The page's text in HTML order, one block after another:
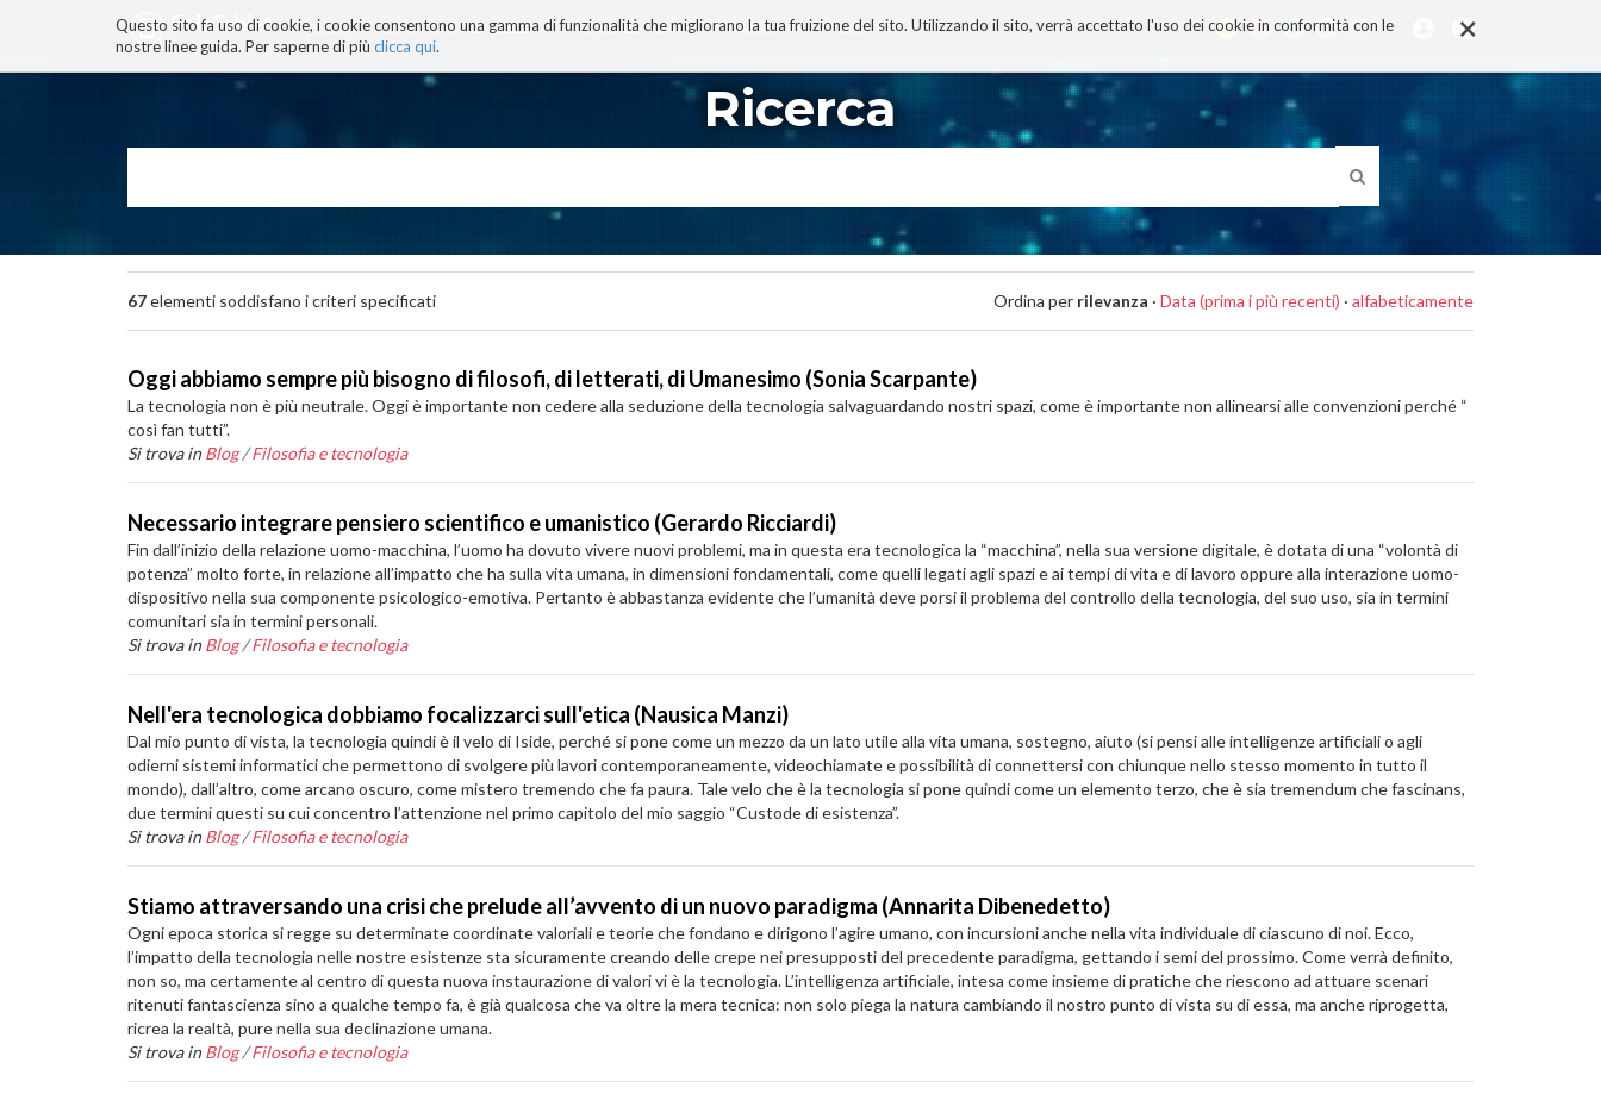
×
Questo sito fa uso di cookie, i cookie consentono una gamma di funzionalità che migliorano la tua fruizione del sito. Utilizzando il sito, verrà accettato l'uso dei cookie in conformità con le
nostre linee guida. Per saperne di più clicca qui.
BLOG TECNOCONSAPEVOLEZZA TECNOBIBLIOGRAFIA I MIEI LIBRI PROGETTO
navigazione
Ricerca
67elementi soddisfano i criteri specificati Ordina per rilevanza · Data (prima i più recenti) · alfabeticamente
Oggi abbiamo sempre più bisogno di filosofi, di letterati, di Umanesimo (Sonia Scarpante)
La tecnologia non è più neutrale. Oggi è importante non cedere alla seduzione della tecnologia salvaguardando nostri spazi, come è importante non allinearsi alle convenzioni perché “
così fan tutti”.
Si trova in Blog /Filosofia e tecnologia
Necessario integrare pensiero scientifico e umanistico (Gerardo Ricciardi)
Fin dall’inizio della relazione uomo-macchina, l’uomo ha dovuto vivere nuovi problemi, ma in questa era tecnologica la “macchina”, nella sua versione digitale, è dotata di una “volontà di
potenza” molto forte, in relazione all’impatto che ha sulla vita umana, in dimensioni fondamentali, come quelli legati agli spazi e ai tempi di vita e di lavoro oppure alla interazione uomo-
dispositivo nella sua componente psicologico-emotiva. Pertanto è abbastanza evidente che l’umanità deve porsi il problema del controllo della tecnologia, del suo uso, sia in termini
comunitari sia in termini personali.
Si trova in Blog /Filosofia e tecnologia
Nell'era tecnologica dobbiamo focalizzarci sull'etica (Nausica Manzi)
Dal mio punto di vista, la tecnologia quindi è il velo di Iside, perché si pone come un mezzo da un lato utile alla vita umana, sostegno, aiuto (si pensi alle intelligenze artificiali o agli
odierni sistemi informatici che permettono di svolgere più lavori contemporaneamente, videochiamate e possibilità di connettersi con chiunque nello stesso momento in tutto il
mondo), dall’altro, come arcano oscuro, come mistero tremendo che fa paura. Tale velo che è la tecnologia si pone quindi come un elemento terzo, che è sia tremendum che fascinans,
due termini questi su cui concentro l’attenzione nel primo capitolo del mio saggio “Custode di esistenza”.
Si trova in Blog /Filosofia e tecnologia
Stiamo attraversando una crisi che prelude all’avvento di un nuovo paradigma (Annarita Dibenedetto)
Ogni epoca storica si regge su determinate coordinate valoriali e teorie che fondano e dirigono l’agire umano, con incursioni anche nella vita individuale di ciascuno di noi. Ecco,
l’impatto della tecnologia nelle nostre esistenze sta sicuramente creando delle crepe nei presupposti del precedente paradigma, gettando i semi del prossimo. Come verrà definito,
non so, ma certamente al centro di questa nuova instaurazione di valori vi è la tecnologia. L’intelligenza artificiale, intesa come insieme di pratiche che riescono ad attuare scenari
ritenuti fantascienza sino a qualche tempo fa, è già qualcosa che va oltre la mera tecnica: non solo piega la natura cambiando il nostro punto di vista su di essa, ma anche riprogetta,
ricrea la realtà, pure nella sua declinazione umana.
Si trova in Blog /Filosofia e tecnologia